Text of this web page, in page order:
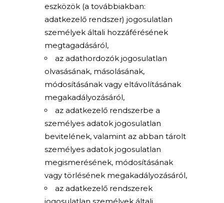
eszközök (a továbbiakban:
adatkezelő rendszer) jogosulatlan
személyek általi hozzáférésének
megtagadásáról,
az adathordozók jogosulatlan
olvasásának, másolásának,
módosításának vagy eltávolításának
megakadályozásáról,
az adatkezelő rendszerbe a
személyes adatok jogosulatlan
bevitelének, valamint az abban tárolt
személyes adatok jogosulatlan
megismerésének, módosításának
vagy törlésének megakadályozásáról,
az adatkezelő rendszerek